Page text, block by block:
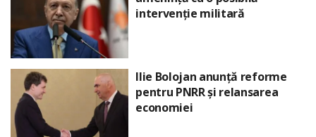
intervenție militară
Ilie Bolojan anunță reforme
pentru PNRR și relansarea
economiei